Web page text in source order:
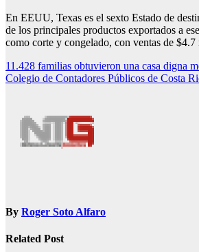
En EEUU, Texas es el sexto Estado de
de los principales productos exportados a
como corte y congelado, con ventas de
Navegación
de
11.428 familias obtuvieron una casa digna
Colegio de Contadores Públicos de Costa
By Roger Soto Alfaro
Related Post